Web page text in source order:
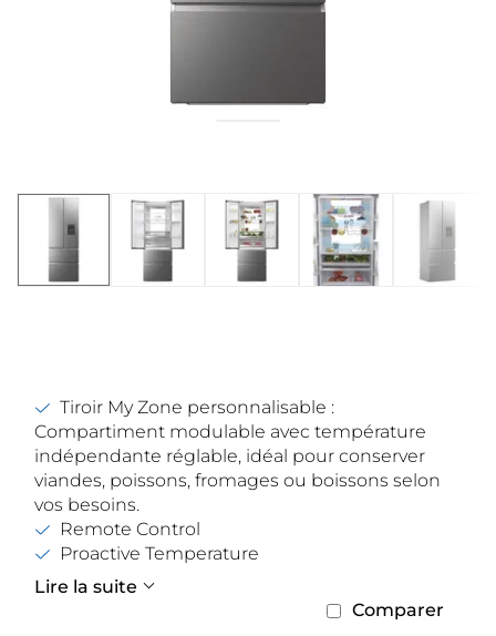
Tiroir My Zone personnalisable :
Compartiment modulable avec température
indépendante réglable, idéal pour conserver
viandes, poissons, fromages ou boissons selon
vos besoins.
Remote Control
Proactive Temperature
Lire la suite
Comparer